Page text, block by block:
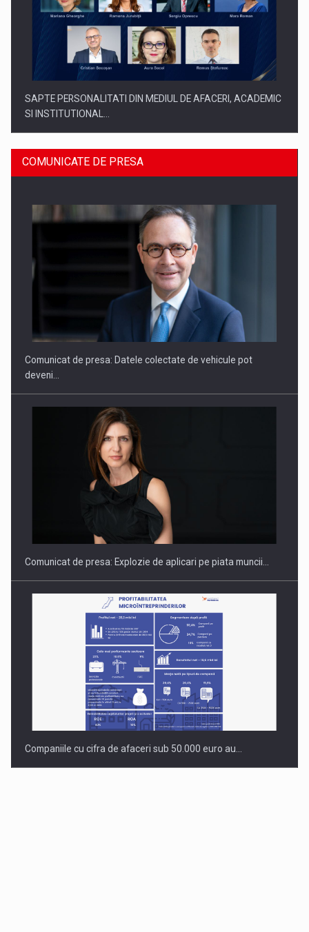
SAPTE PERSONALITATI DIN MEDIUL DE AFACERI, ACADEMIC
SI INSTITUTIONAL…
SYCLEF isi consolideaza prezenta in Romania printr-o a
Fondul de investitii BoldMind si echipa de management a…
COMUNICATE DE PRESA
Comunicat de presa: Datele colectate de vehicule pot
deveni…
Comunicat de presa: Explozie de aplicari pe piata muncii…
Companiile cu cifra de afaceri sub 50.000 euro au…